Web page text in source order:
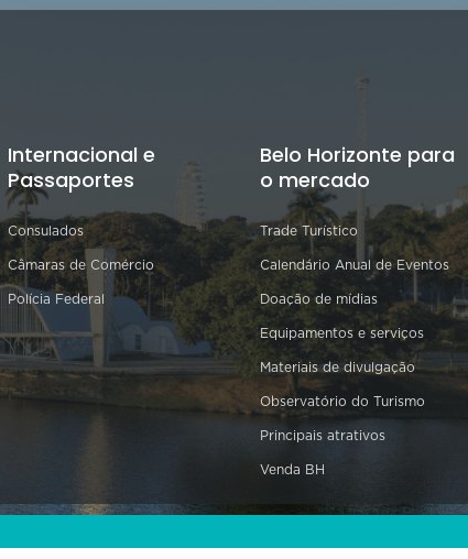
Internacional e
Passaportes
Consulados
Câmaras de Comércio
Polícia Federal
Belo Horizonte para
o mercado
Trade Turístico
Calendário Anual de Eventos
Doação de mídias
Equipamentos e serviços
Materiais de divulgação
Observatório do Turismo
Principais atrativos
Venda BH